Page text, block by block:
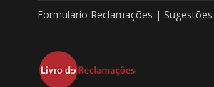
Formulário Reclamações |